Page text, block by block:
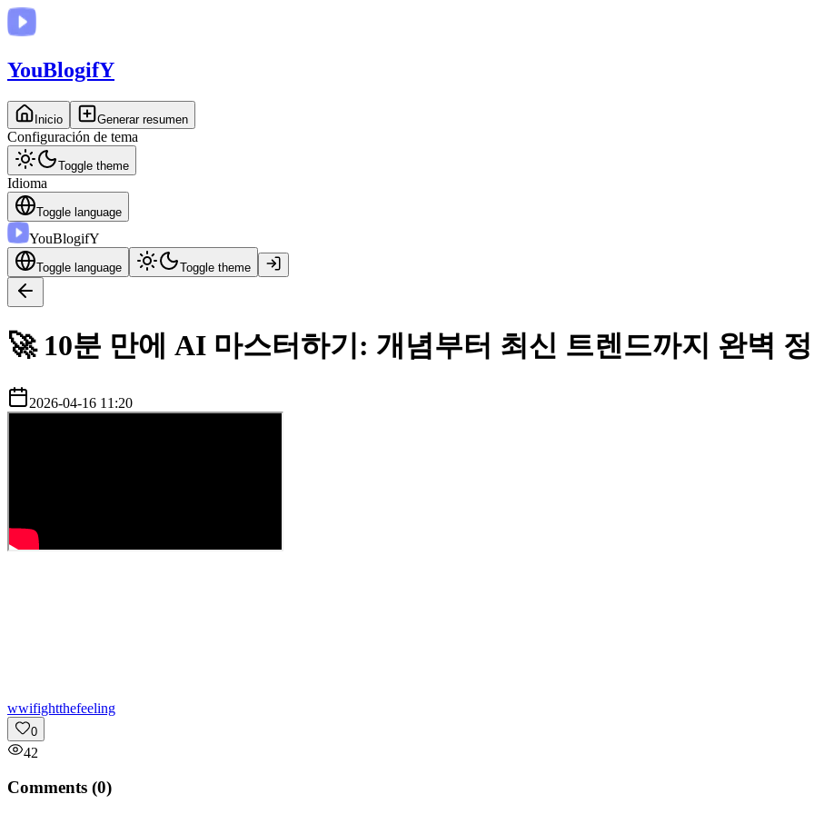
YouBlogifY
Inicio Generar resumen
Configuración de tema
Toggle theme
Idioma
Toggle language
YouBlogifY
Toggle language Toggle theme
🚀 10분 만에 AI 마스터하기: 개념부터 최신 트렌드까지 완벽
2026-04-16 11:20
wwifightthefeeling
0
42
Comments (0)